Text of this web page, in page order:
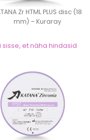
Zr HTML PLUS disc (18
mm) – Kuraray
sisse, et näha hindasid